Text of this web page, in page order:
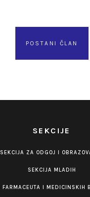
POSTANI ČLAN
SEKCIJE
SEKCIJA ZA ODGOJ I
SEKCIJA MLADIH
FARMACEUTA I MEDICINSKIH